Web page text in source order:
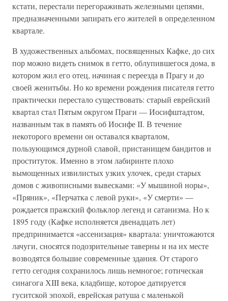
кстати, перестали перегораживать железными цепями,
предназначенными запирать его жителей в определенном
квартале.
В художественных альбомах, посвященных Кафке, до сих
пор можно видеть снимок в гетто, облупившегося дома, в
котором жил его отец, начиная с переезда в Прагу и до
своей женитьбы. Но ко времени рождения писателя гетто
практически перестало существовать: старый еврейский
квартал стал Пятым округом Праги — Иосифштадтом,
названным так в память об Иосифе II. В течение
некоторого времени он оставался кварталом,
пользующимся дурной славой, пристанищем бандитов и
проституток. Именно в этом лабиринте плохо
вымощенных извилистых узких улочек, среди старых
домов с живописными вывесками: «У мышиной норы»,
«Пряник», «Перчатка с левой руки», «У смерти» —
рождается пражский фольклор легенд и сатанизма. Но к
1895 году (Кафке исполняется двенадцать лет)
предпринимается «ассенизация» квартала: уничтожаются
лачуги, сносятся подозрительные таверны и на их месте
возводятся большие современные здания. От старого
гетто сегодня сохранилось лишь немногое; готическая
синагога ХIII века, кладбище, которое датируется
гуситской эпохой, еврейская ратуша с маленькой